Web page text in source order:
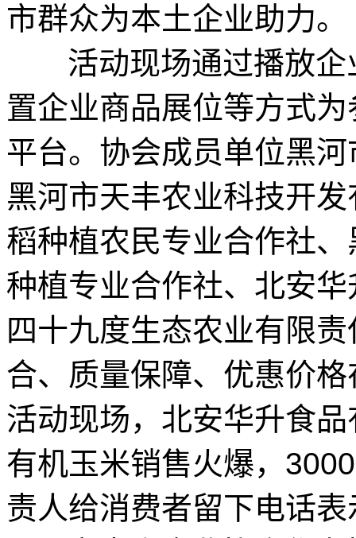
市群众为本土企业助力。
活动现场通过播放企
置企业商品展位等方式
平台。协会成员单位黑
黑河市天丰农业科技开
稻种植农民专业合作社
种植专业合作社、北安
四十九度生态农业有限
合、质量保障、优惠价
活动现场，北安华升食
有机玉米销售火爆，
责人给消费者留下电话